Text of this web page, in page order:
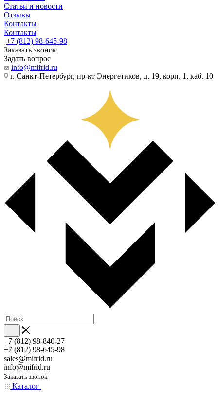
Статьи и новости
Отзывы
Контакты
Контакты
+7 (812) 98-645-98
Заказать звонок
Задать вопрос
info@mifrid.ru
г. Санкт-Петербург, пр-кт Энергетиков, д. 19, корп. 1, каб. 10
+7 (812) 98-840-27
+7 (812) 98-645-98
sales@mifrid.ru
info@mifrid.ru
Заказать звонок
Каталог